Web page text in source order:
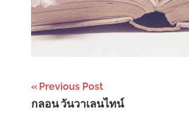
Post
navigation
Previous Post
กลอน วันวาเลนไทน์